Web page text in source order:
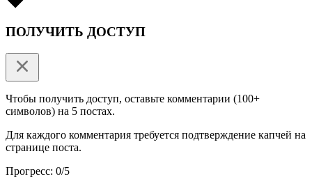
ПОЛУЧИТЬ ДОСТУП
Чтобы получить доступ, оставьте комментарии (100+
символов) на 5 постах.
Для каждого комментария требуется подтверждение капчей на
странице поста.
Прогресс: 0/5